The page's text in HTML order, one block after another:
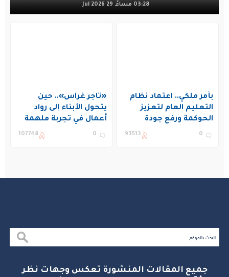
03:28 مساءً, 29 Jul 2026
بأمر ملكي.. اعتماد نظام
التعليم العام لتعزيز
الحوكمة ورفع جودة
التعليم في المملكة
0
93513
«تاجر غراس».. حين
يتحول الأبناء إلى رواد
أعمال في تجربة ملهمة
بنادي غراس الصيفي
0
107748
جميع المقالات المنشورة تعكس وجهات نظر